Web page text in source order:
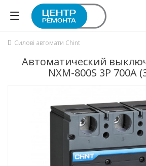
Силові автомати Chint
Автоматический
NXM-800S 3P 700А